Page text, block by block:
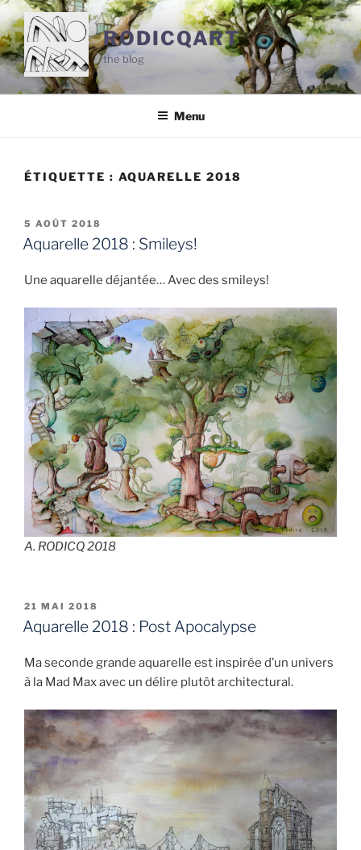
Aller
au
contenu
principal
RODICQART
the blog
Menu
ÉTIQUETTE : AQUARELLE 2018
PUBLIÉ
LE
5 AOÛT 2018
Aquarelle 2018 : Smileys!
Une aquarelle déjantée… Avec des smileys!
A. RODICQ 2018
PUBLIÉ
LE
21 MAI 2018
Aquarelle 2018 : Post Apocalypse
Ma seconde grande aquarelle est inspirée d’un univers
à la Mad Max avec un délire plutôt architectural.